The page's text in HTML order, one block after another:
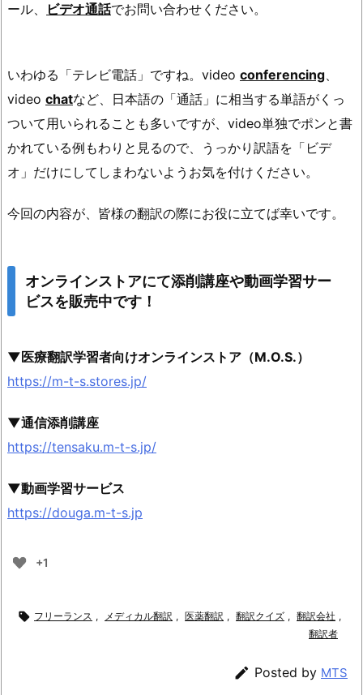
ール、
ビデオ通話でお問い合わせください。
いわゆる「テレビ電話」ですね。video conferencing
video chatなど、日本語の「通話」に相当する単語がくっ
ついて用いられることも多いですが、video単独でポンと書
かれている例もわりと見るので、うっかり訳語を「ビデ
オ」だけにしてしまわないようお気を付けください。
今回の内容が、皆様の翻訳の際にお役に立てば幸いです。
オンラインストアにて添削講座や動画学習サー
ビスを販売中です！
▼医療翻訳学習者向けオンラインストア（M.O.S.）
https://m-t-s.stores.jp/
▼通信添削講座
https://tensaku.m-t-s.jp/
▼動画学習サービス
https://douga.m-t-s.jp
+1
 フリーランス , メディカル翻訳 , 医薬翻訳 , 翻訳クイズ , 翻訳会社 ,
翻訳者
 Posted by MTS